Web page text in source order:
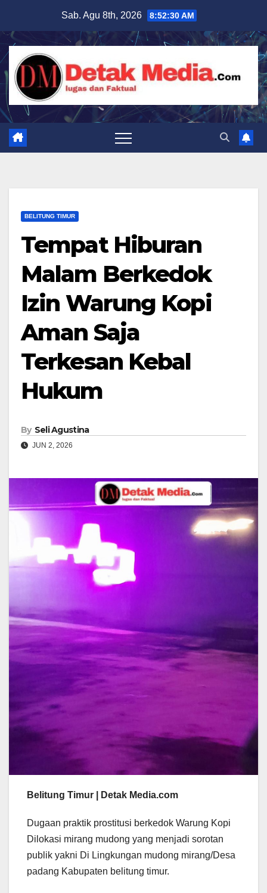
content
Sab. Agu 8th, 2026 8:52:32 AM
BELITUNG TIMUR
Tempat Hiburan
Malam Berkedok
Izin Warung Kopi
Aman Saja
Terkesan Kebal
Hukum
By Seli Agustina
JUN 2, 2026
Belitung Timur | Detak Media.com
Dugaan praktik prostitusi berkedok Warung Kopi
Dilokasi mirang mudong yang menjadi sorotan
publik yakni Di Lingkungan mudong mirang/Desa
padang Kabupaten belitung timur.